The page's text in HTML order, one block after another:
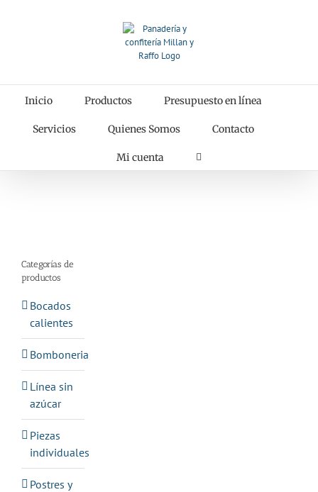
Inicio Productos Presupuesto en línea
Servicios Quienes Somos Contacto
Mi cuenta
Categorías de
productos
Bocados
calientes
Bomboneria
Línea sin
azúcar
Piezas
individuales
Postres y